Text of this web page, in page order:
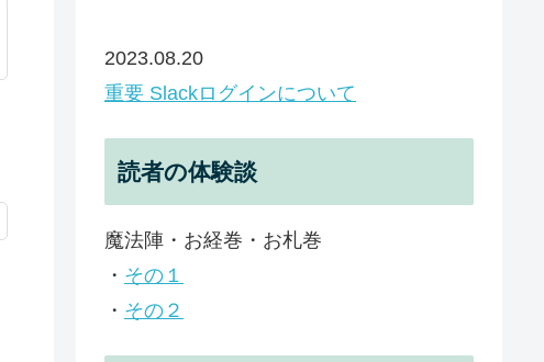
2023.08.20
重要 Slackログインについて
読者の体験談
魔法陣・お経巻・お札巻
・ その１
・ その２